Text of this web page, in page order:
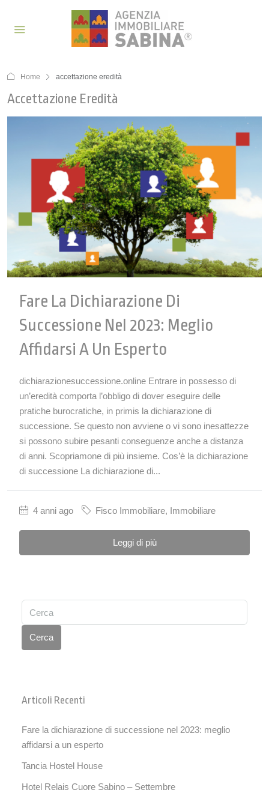
Home accettazione eredità
Accettazione Eredità
Fare La Dichiarazione Di
Successione Nel 2023: Meglio
Affidarsi A Un Esperto
dichiarazionesuccessione.online Entrare in possesso di
un’eredità comporta l’obbligo di dover eseguire delle
pratiche burocratiche, in primis la dichiarazione di
successione. Se questo non avviene o vi sono inesattezze
si possono subire pesanti conseguenze anche a distanza
di anni. Scopriamone di più insieme. Cos’è la dichiarazione
di successione La dichiarazione di...
4 anni ago Fisco Immobiliare, Immobiliare
Leggi di più
Cerca
Articoli Recenti
Fare la dichiarazione di successione nel 2023: meglio
affidarsi a un esperto
Tancia Hostel House
Hotel Relais Cuore Sabino – Settembre